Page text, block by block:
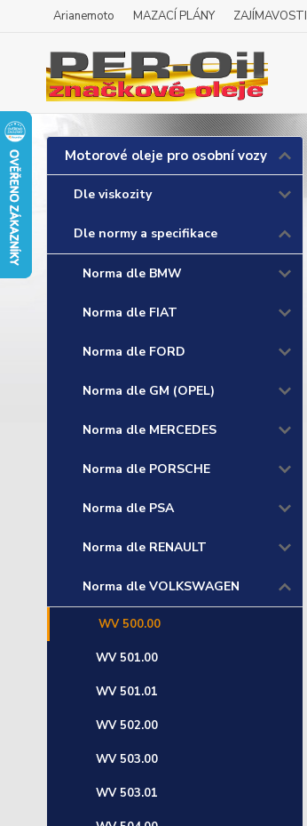
Arianemoto MAZACÍ PLÁNY ZAJÍMAVOSTI
Motorové oleje pro osobní vozy
Dle viskozity
Dle normy a specifikace
Norma dle BMW
Norma dle FIAT
Norma dle FORD
Norma dle GM (OPEL)
Norma dle MERCEDES
Norma dle PORSCHE
Norma dle PSA
Norma dle RENAULT
Norma dle VOLKSWAGEN
WV 500.00
WV 501.00
WV 501.01
WV 502.00
WV 503.00
WV 503.01